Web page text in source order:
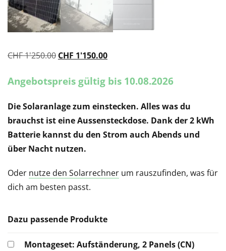
CHF1'250.00 Ursprünglicher
war:
CHF 1'150.00
ist:
Angebotspreis gültig bis 10.08.2026
Die Solaranlage zum einstecken. Alles was du
brauchst ist eine Aussensteckdose. Dank der 2 kWh
Batterie kannst du den Strom auch Abends und
über Nacht nutzen.
Oder nutze den Solarrechner um rauszufinden, was für
dich am besten passt.
Dazu passende Produkte
Montageset: Aufständerung, 2 Panels (CN)